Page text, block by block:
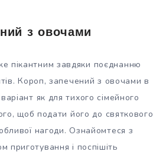
з овочами
пікантним завдяки поєднанню
Короп, запечений з овочами в
як для тихого сімейного
щоб подати його до святкового
нагоди. Ознайомтеся з
приготування і поспішіть